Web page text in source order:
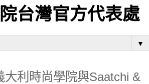
台灣官方代表處
▼
大利時尚學院與Saatchi &